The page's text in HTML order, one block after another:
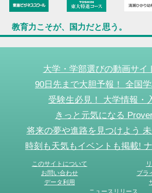
教育力こそが、国力だと思う。
大学・学部選びの動画サイ
90日先まで大胆予報！ 全国
受験生必見！ 大学情報・
きっと元気になる
将来の夢や進路を見つけよう
時刻も天気もイベントも掲載!
このサイトについて
お問い合わせ
プラ
データ利用
ニュースリリース